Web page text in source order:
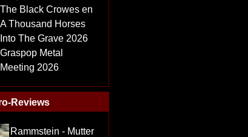
The Black Crowes en
A Thousand Horses
Into The Grave 2026
Graspop Metal
Meeting 2026
Reviews
Rammstein - Mutter